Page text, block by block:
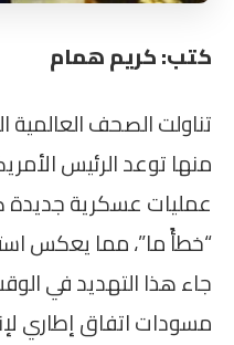
كتب: كريم همام
تناولت الصحف العالمية
منها توعد الرئيس
عمليات عسكرية جديدة
“خطأً ما”، مما يعكس
جاء هذا التهديد في
مسودات اتفاق إطاري